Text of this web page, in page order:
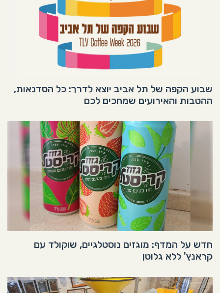
שבוע הקפה של תל אביב יוצא לדרך: כל הסדנאות,
ההטבות והאירועים שמחכים לכם
חדש על המדף: מוגזים נוסטלגיים, שוקולד עם
קראנץ' ללא גלוטן